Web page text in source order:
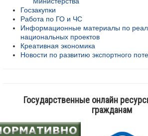
Госзакупки
Работа по ГО и ЧС
Информационные материалы по
национальных проектов
Креативная экономика
Новости по развитию экспортного
Государственные онлайн
гражданам